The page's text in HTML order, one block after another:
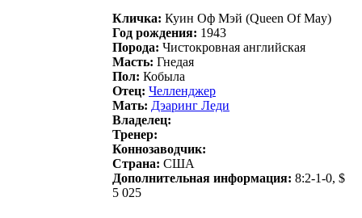
Кличка: Куин Оф Мэй (Queen Of May)
Год рождения: 1943
Порода: Чистокровная английская
Масть: Гнедая
Пол: Кобыла
Отец: Челленджер
Мать: Дэаринг Леди
Владелец:
Тренер:
Коннозаводчик:
Страна: США
Дополнительная информация: 8:2-1-0, $
5 025